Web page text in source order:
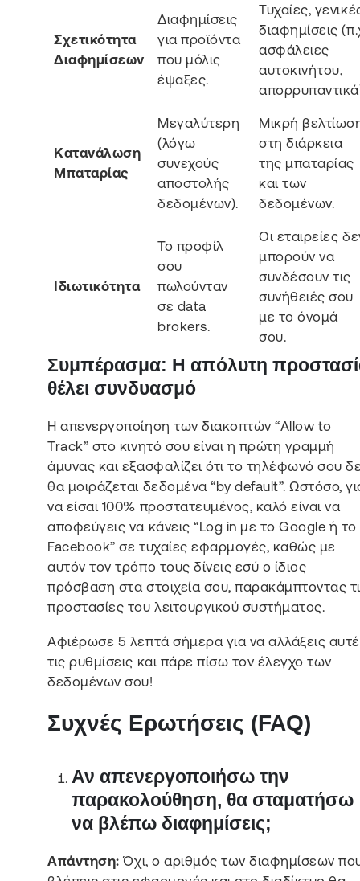
Σχετικότητα
Διαφημίσεων
Διαφημίσεις
για προϊόντα
που μόλις
έψαξες.
Τυχαίες,
διαφημίσεις
ασφάλειες
αυτοκινήτου,
Κατανάλωση
Μπαταρίας
Μεγαλύτερη
(λόγω
συνεχούς
αποστολής
δεδομένων).
Μικρή
στη διάρκεια
της μπαταρίας
και των
δεδομένων.
Ιδιωτικότητα
Το προφίλ
σου
πωλούνταν
σε data
brokers.
Οι εταιρείες
μπορούν να
συνδέσουν τις
συνήθειές σου
με το όνομά
σου.
Συμπέρασμα: Η απόλυτη
θέλει συνδυασμό
Η απενεργοποίηση των διακοπτών “Allow to
Track” στο κινητό σου είναι η πρώτη γραμμή
άμυνας και εξασφαλίζει ότι το τηλέφωνό σου
θα μοιράζεται δεδομένα “by default”. Ωστόσο,
να είσαι 100% προστατευμένος, καλό είναι να
αποφεύγεις να κάνεις “Log in με το Google ή το
Facebook” σε τυχαίες εφαρμογές, καθώς με
αυτόν τον τρόπο τους δίνεις εσύ ο ίδιος
πρόσβαση στα στοιχεία σου, παρακάμπτοντας
προστασίες του λειτουργικού συστήματος.
Αφιέρωσε 5 λεπτά σήμερα για να αλλάξεις
τις ρυθμίσεις και πάρε πίσω τον έλεγχο των
δεδομένων σου!
Συχνές Ερωτήσεις (FAQ)
Αν απενεργοποιήσω την
παρακολούθηση, θα σταματήσω
να βλέπω διαφημίσεις;
Απάντηση: Όχι, ο αριθμός των διαφημίσεων